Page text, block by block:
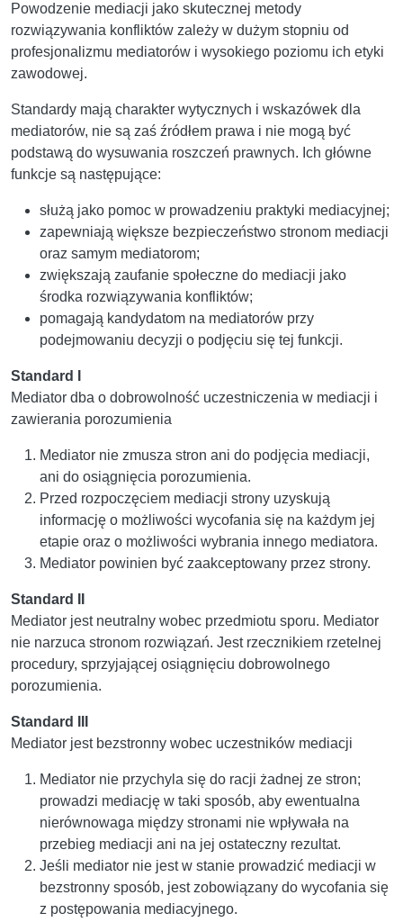
Powodzenie mediacji jako skutecznej metody
rozwiązywania konfliktów zależy w dużym stopniu od
profesjonalizmu mediatorów i wysokiego poziomu ich etyki
zawodowej.
Standardy mają charakter wytycznych i wskazówek dla
mediatorów, nie są zaś źródłem prawa i nie mogą być
podstawą do wysuwania roszczeń prawnych. Ich główne
funkcje są następujące:
służą jako pomoc w prowadzeniu praktyki mediacyjnej;
zapewniają większe bezpieczeństwo stronom mediacji
oraz samym mediatorom;
zwiększają zaufanie społeczne do mediacji jako
środka rozwiązywania konfliktów;
pomagają kandydatom na mediatorów przy
podejmowaniu decyzji o podjęciu się tej funkcji.
Standard I
Mediator dba o dobrowolność uczestniczenia w mediacji i
zawierania porozumienia
Mediator nie zmusza stron ani do podjęcia mediacji,
ani do osiągnięcia porozumienia.
Przed rozpoczęciem mediacji strony uzyskują
informację o możliwości wycofania się na każdym jej
etapie oraz o możliwości wybrania innego mediatora.
Mediator powinien być zaakceptowany przez strony.
Standard II
Mediator jest neutralny wobec przedmiotu sporu. Mediator
nie narzuca stronom rozwiązań. Jest rzecznikiem rzetelnej
procedury, sprzyjającej osiągnięciu dobrowolnego
porozumienia.
Standard III
Mediator jest bezstronny wobec uczestników mediacji
Mediator nie przychyla się do racji żadnej ze stron;
prowadzi mediację w taki sposób, aby ewentualna
nierównowaga między stronami nie wpływała na
przebieg mediacji ani na jej ostateczny rezultat.
Jeśli mediator nie jest w stanie prowadzić mediacji w
bezstronny sposób, jest zobowiązany do wycofania się
z postępowania mediacyjnego.